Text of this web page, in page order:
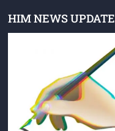
HIM NEWS UPDATE